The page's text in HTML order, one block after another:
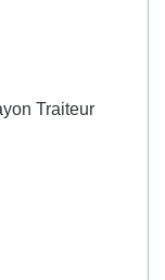
Traiteur